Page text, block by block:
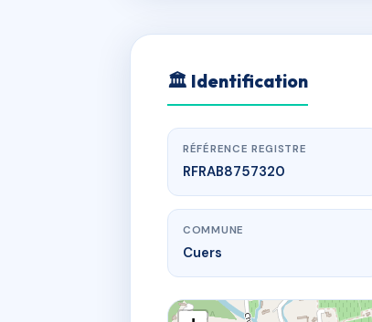
🏛 Identification
RÉFÉRENCE REGISTRE
RFRAB8757320
COMMUNE
Cuers